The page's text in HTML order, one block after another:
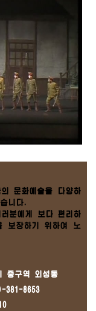
문화예술을 다양하
니다.
분에게 보다 편리하
보장하기 위하여 노
중구역 외성동
381-8653